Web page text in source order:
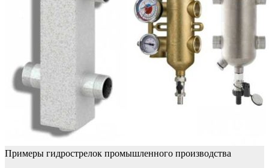
Примеры гидрострелок промышленного производства